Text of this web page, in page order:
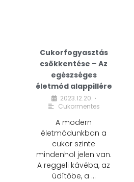
Cukorfogyasztás
csökkentése – Az
egészséges
életmód alappillére
2023.12.20. •
Cukormentes
A modern
életmódunkban a
cukor szinte
mindenhol jelen van.
A reggeli kávéba, az
üdítőbe, a …